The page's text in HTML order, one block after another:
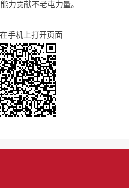
力贡献不老屯力量。
手机上打开页面